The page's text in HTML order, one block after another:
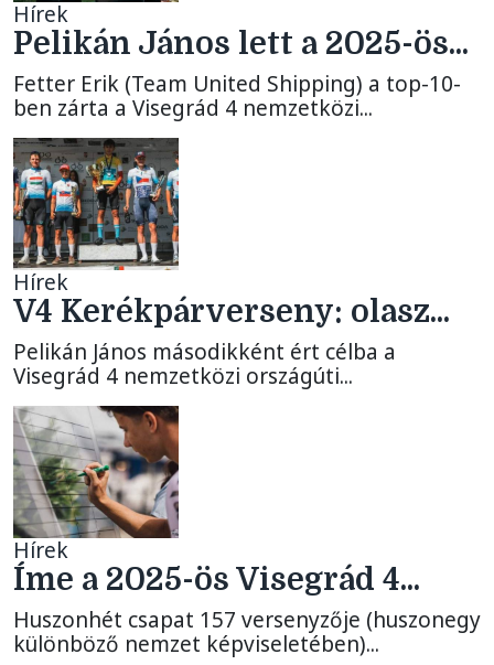
Hírek
Pelikán János lett a 2025-ös...
Fetter Erik (Team United Shipping) a top-10-
ben zárta a Visegrád 4 nemzetközi...
Hírek
V4 Kerékpárverseny: olasz...
Pelikán János másodikként ért célba a
Visegrád 4 nemzetközi országúti...
Hírek
Íme a 2025-ös Visegrád 4...
Huszonhét csapat 157 versenyzője (huszonegy
különböző nemzet képviseletében)...